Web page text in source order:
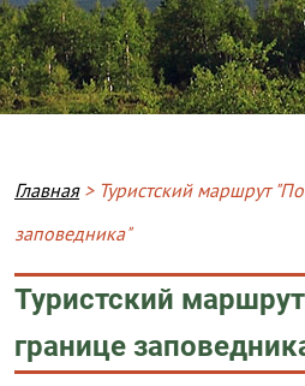
Breadcrumb
Главная Туристский маршрут
заповедника"
Туристский
границе